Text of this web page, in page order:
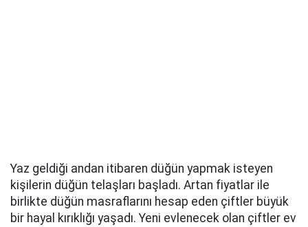
Yaz geldiği andan itibaren düğün yapmak isteyen
kişilerin düğün telaşları başladı. Artan fiyatlar ile
birlikte düğün masraflarını hesap eden çiftler büyük
bir hayal kırıklığı yaşadı. Yeni evlenecek olan çiftler ev